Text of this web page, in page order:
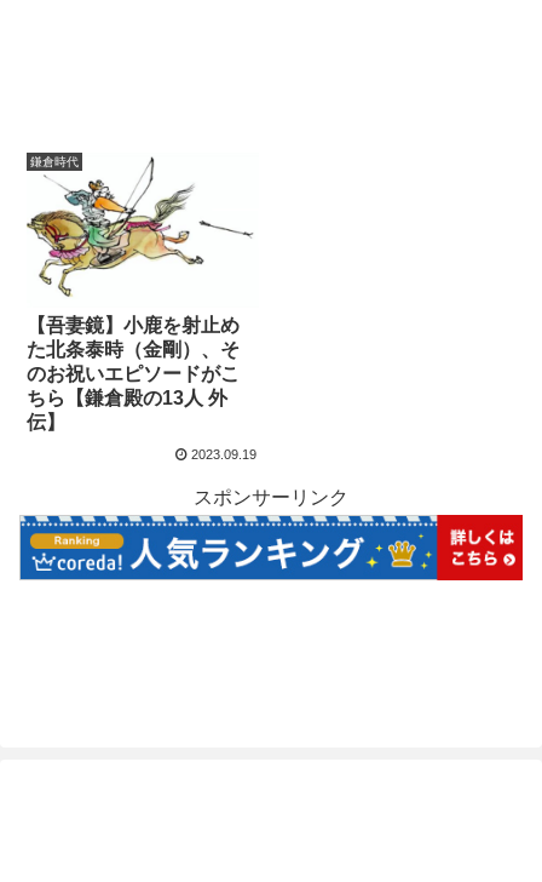
鎌倉時代
【吾妻鏡】小鹿を射止め
た北条泰時（金剛）、そ
のお祝いエピソードがこ
ちら【鎌倉殿の13人 外
伝】
2023.09.19
スポンサーリンク